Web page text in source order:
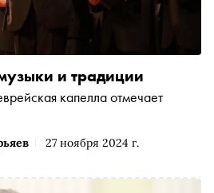
27 ноября 2024 г.
и традиции
капелла отмечает